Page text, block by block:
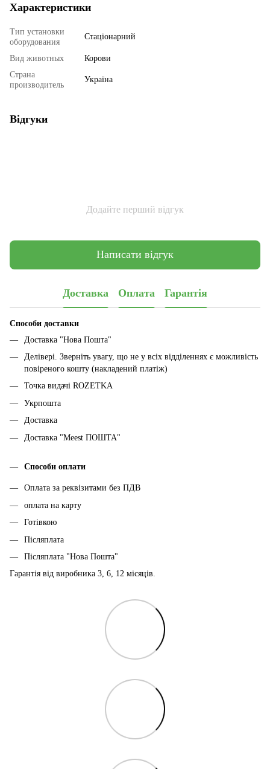
Характеристики
Тип установки
оборудования
Стаціонарний
Вид животных
Корови
Страна
производитель
Україна
Відгуки
Додайте перший відгук
Написати відгук
Доставка Оплата Гарантія
Способи доставки
Доставка "Нова Пошта"
Делівері. Зверніть увагу, що не у всіх відділеннях є можливість
повіреного кошту (накладений платіж)
Точка видачі ROZETKA
Укрпошта
Доставка
Доставка "Meest ПОШТА"
Способи оплати
Оплата за реквізитами без ПДВ
оплата на карту
Готівкою
Післяплата
Післяплата "Нова Пошта"
Гарантія від виробника 3, 6, 12 місяців.